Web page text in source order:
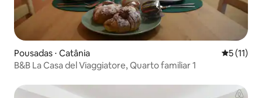
Pousadas ⋅ Catânia 5 de uma
5 (11)
B&B La Casa del Viaggiatore, Quarto familiar 1